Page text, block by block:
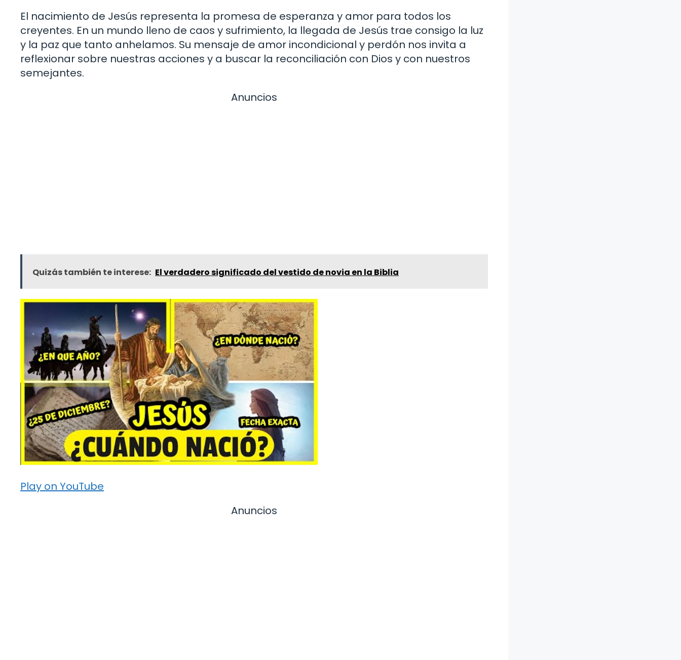
El nacimiento de Jesús representa la promesa de esperanza y amor para todos los
creyentes. En un mundo lleno de caos y sufrimiento, la llegada de Jesús trae consigo la luz
y la paz que tanto anhelamos. Su mensaje de amor incondicional y perdón nos invita a
reflexionar sobre nuestras acciones y a buscar la reconciliación con Dios y con nuestros
semejantes.
Anuncios
Quizás también te interese: El verdadero significado del vestido de novia en la Biblia
Play on YouTube
Anuncios